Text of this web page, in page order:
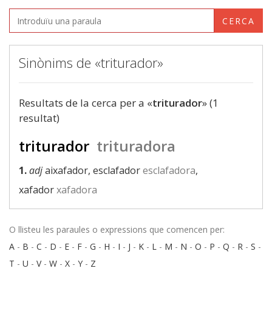
CERCA
Sinònims de «triturador»
Resultats de la cerca per a «triturador» (1
resultat)
triturador trituradora
1.adjaixafador, esclafadoresclafadora,
xafadorxafadora
O llisteu les paraules o expressions que comencen per:
A - B - C - D - E - F - G - H - I - J - K - L - M - N - O - P - Q - R - S -
T - U - V- W - X - Y - Z